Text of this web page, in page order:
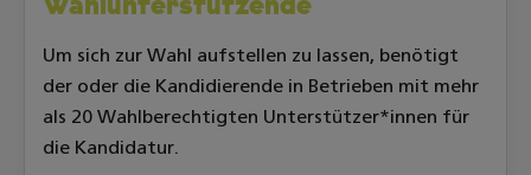
Wahlunterstützende
Um sich zur Wahl aufstellen zu lassen, benötigt
der oder die Kandidierende in Betrieben mit mehr
als 20 Wahlberechtigten Unterstützer*innen für
die Kandidatur.